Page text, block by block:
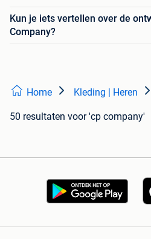
Kun je iets vertellen over de
Company?
Home Kleding | Heren
50 resultaten voor 'cp company'